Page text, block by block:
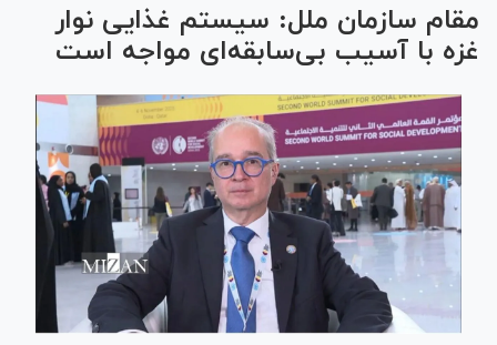
مقام سازمان ملل: سیستم غذایی نوار
غزه با آسیب بی‌سابقه‌ای مواجه است